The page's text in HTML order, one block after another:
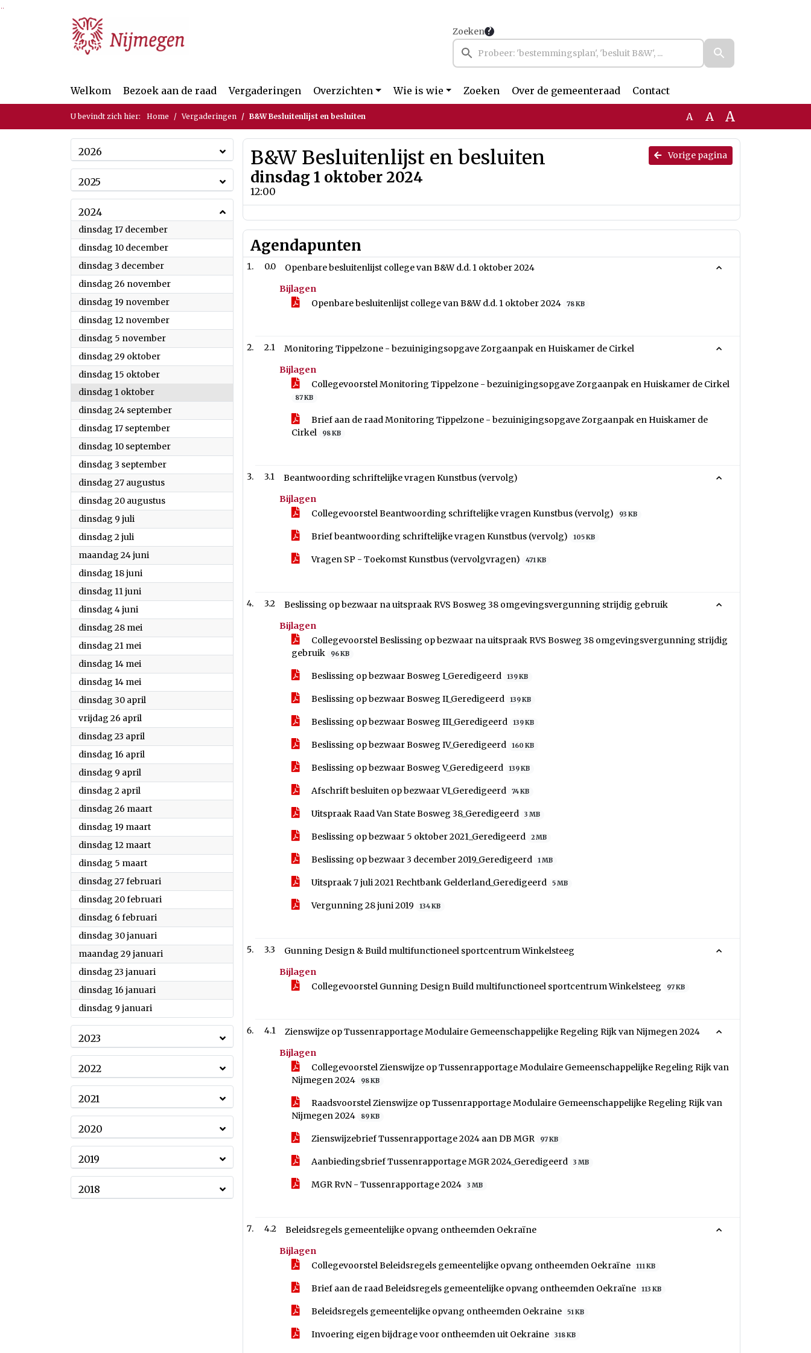
Ga naar de inhoud van deze pagina
Ga naar het zoeken
Ga naar het menu
Zoeken
Welkom Bezoek aan de raad Vergaderingen Overzichten Wie is wie Zoeken Over de gemeenteraad Contact
U bevindt zich hier: Home Vergaderingen B&W Besluitenlijst en besluiten A A A
2026
2025
2024
dinsdag 17 december2024
dinsdag 10 december2024
dinsdag 3 december2024
dinsdag 26 november2024
dinsdag 19 november2024
dinsdag 12 november2024
dinsdag 5 november2024
dinsdag 29 oktober2024
dinsdag 15 oktober2024
dinsdag 1 oktober2024
dinsdag 24 september2024
dinsdag 17 september2024
dinsdag 10 september2024
dinsdag 3 september2024
dinsdag 27 augustus2024
dinsdag 20 augustus2024
dinsdag 9 juli
dinsdag 2 juli
maandag 24 juni
dinsdag 18 juni
dinsdag 11 juni
dinsdag 4 juni
dinsdag 28 mei
dinsdag 21 mei
dinsdag 14 mei
dinsdag 14 mei
dinsdag 30 april
vrijdag 26 april
dinsdag 23 april
dinsdag 16 april
dinsdag 9 april
dinsdag 2 april
dinsdag 26 maart2024
dinsdag 19 maart2024
dinsdag 12 maart2024
dinsdag 5 maart2024
dinsdag 27 februari
dinsdag 20 februari
dinsdag 6 februari
dinsdag 30 januari
maandag 29 januari
dinsdag 23 januari
dinsdag 16 januari
dinsdag 9 januari
2023
2022
2021
2020
2019
2018
Vorige pagina
B&W Besluitenlijst en besluiten
dinsdag 1 oktober 2024
12:00
Agendapunten
0.0
Openbare besluitenlijst college van B&W d.d. 1 oktober 2024
Bijlagen
Openbare besluitenlijst college van B&W d.d. 1 oktober 2024
78 KB
2.1
Monitoring Tippelzone - bezuinigingsopgave Zorgaanpak en Huiskamer de Cirkel
Bijlagen
Collegevoorstel Monitoring Tippelzone - bezuinigingsopgave Zorgaanpak en Huiskamer de Cirkel
87 KB
Brief aan de raad Monitoring Tippelzone - bezuinigingsopgave Zorgaanpak en Huiskamer de
Cirkel
98 KB
3.1
Beantwoording schriftelijke vragen Kunstbus (vervolg)
Bijlagen
Collegevoorstel Beantwoording schriftelijke vragen Kunstbus (vervolg)
93 KB
Brief beantwoording schriftelijke vragen Kunstbus (vervolg) 105 KB
Vragen SP - Toekomst Kunstbus (vervolgvragen) 471 KB
3.2
Beslissing op bezwaar na uitspraak RVS Bosweg 38 omgevingsvergunning strijdig gebruik
Bijlagen
Collegevoorstel Beslissing op bezwaar na uitspraak RVS Bosweg 38 omgevingsvergunning strijdig
gebruik
96 KB
Beslissing op bezwaar Bosweg I_Geredigeerd 139 KB
Beslissing op bezwaar Bosweg II_Geredigeerd 139 KB
Beslissing op bezwaar Bosweg III_Geredigeerd 139 KB
Beslissing op bezwaar Bosweg IV_Geredigeerd 160 KB
Beslissing op bezwaar Bosweg V_Geredigeerd 139 KB
Afschrift besluiten op bezwaar VI_Geredigeerd 74 KB
Uitspraak Raad Van State Bosweg 38_Geredigeerd 3 MB
Beslissing op bezwaar 5 oktober 2021_Geredigeerd 2 MB
Beslissing op bezwaar 3 december 2019_Geredigeerd 1 MB
Uitspraak 7 juli 2021 Rechtbank Gelderland_Geredigeerd 5 MB
Vergunning 28 juni 2019 134 KB
3.3
Gunning Design & Build multifunctioneel sportcentrum Winkelsteeg
Bijlagen
Collegevoorstel Gunning Design Build multifunctioneel sportcentrum Winkelsteeg
97 KB
4.1
Zienswijze op Tussenrapportage Modulaire Gemeenschappelijke Regeling Rijk van Nijmegen 2024
Bijlagen
Collegevoorstel Zienswijze op Tussenrapportage Modulaire Gemeenschappelijke Regeling Rijk van
Nijmegen 2024
98 KB
Raadsvoorstel Zienswijze op Tussenrapportage Modulaire Gemeenschappelijke Regeling Rijk van
Nijmegen 2024
89 KB
Zienswijzebrief Tussenrapportage 2024 aan DB MGR 97 KB
Aanbiedingsbrief Tussenrapportage MGR 2024_Geredigeerd 3 MB
MGR RvN - Tussenrapportage 2024 3 MB
4.2
Beleidsregels gemeentelijke opvang ontheemden Oekraïne
Bijlagen
Collegevoorstel Beleidsregels gemeentelijke opvang ontheemden Oekraïne
111 KB
Brief aan de raad Beleidsregels gemeentelijke opvang ontheemden Oekraïne 113 KB
Beleidsregels gemeentelijke opvang ontheemden Oekraine 51 KB
Invoering eigen bijdrage voor ontheemden uit Oekraine 318 KB